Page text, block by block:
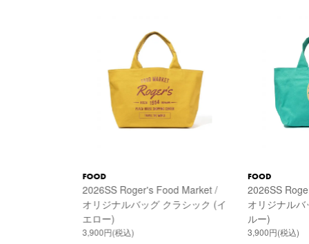
FOOD
2026SS Roger's Food Market /
オリジナルバッグ クラシック (イ
エロー)
3,900円(税込)
FOOD
2026SS
オリジナル
ルー)
3,900円(税込)